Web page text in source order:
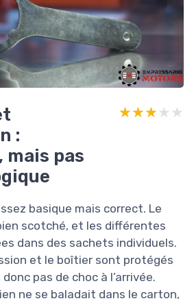
:
pas
★★★★★
★★★★★
basique mais correct. Le
scotché, et les différentes
dans des sachets individuels.
et le boîtier sont protégés
pas de choc à l’arrivée.
ne se baladait dans le carton,